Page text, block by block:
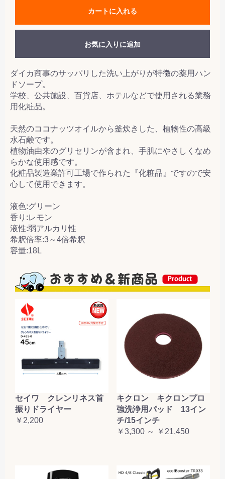
カートに入れる
お気に入りに追加
ダイカ商事のサッパリした洗い上がりが特徴の薬用ハン
ドソープ。
学校、公共施設、百貨店、ホテルなどで使用される業務
用化粧品。
天然のココナッツオイルから釜炊きした、植物性の高級
水石鹸です。
植物油由来のグリセリンが含まれ、手肌にやさしくなめ
らかな使用感です。
化粧品製造業許可工場で作られた『化粧品』ですので安
心して使用できます。
液色:グリーン
香り:レモン
液性:弱アルカリ性
希釈倍率:3～4倍希釈
容量:18L
セイワ クレンリネス首
振りドライヤー
￥2,200
キクロン キクロンプロ
強洗浄用パッド 13イン
チ/15インチ
￥3,300 ～ ￥21,450